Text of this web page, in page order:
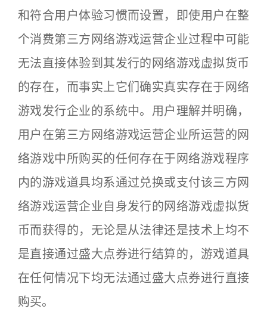
和符合用户体验习惯而设置，即使用户在整
个消费第三方网络游戏运营企业过程中可能
无法直接体验到其发行的网络游戏虚拟货币
的存在，而事实上它们确实真实存在于网络
游戏发行企业的系统中。用户理解并明确，
用户在第三方网络游戏运营企业所运营的网
络游戏中所购买的任何存在于网络游戏程序
内的游戏道具均系通过兑换或支付该三方网
络游戏运营企业自身发行的网络游戏虚拟货
币而获得的，无论是从法律还是技术上均不
是直接通过盛大点券进行结算的，游戏道具
在任何情况下均无法通过盛大点券进行直接
购买。